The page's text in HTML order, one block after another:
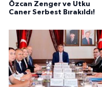
Özcan Zenger ve Utku
Caner Serbest Bırakıldı!